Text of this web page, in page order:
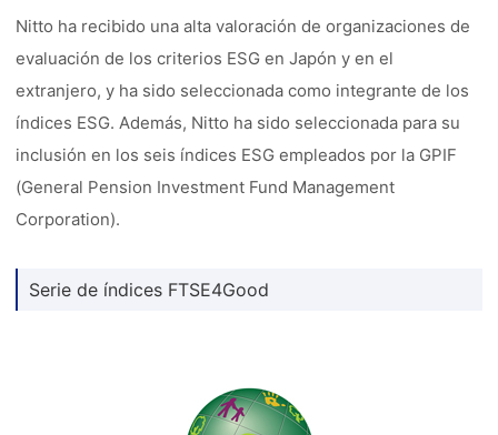
Nitto ha recibido una alta valoración de organizaciones de
evaluación de los criterios ESG en Japón y en el
extranjero, y ha sido seleccionada como integrante de los
índices ESG. Además, Nitto ha sido seleccionada para su
inclusión en los seis índices ESG empleados por la GPIF
(General Pension Investment Fund Management
Corporation).
Serie de índices FTSE4Good